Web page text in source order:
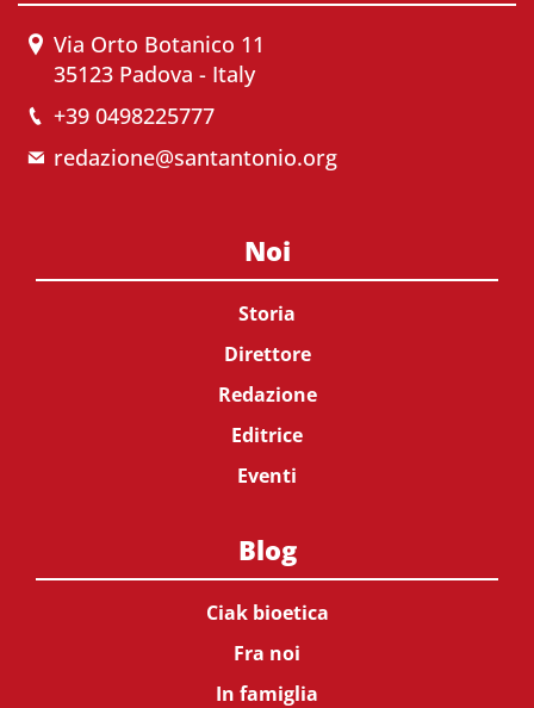
Via Orto Botanico 11
35123 Padova - Italy
+39 0498225777
redazione@santantonio.org
Noi
Storia
Direttore
Redazione
Editrice
Eventi
Blog
Ciak bioetica
Fra noi
In famiglia